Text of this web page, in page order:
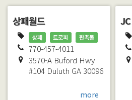
상패월드
상패 트로피 판촉물
770-457-4011
3570-A Buford Hwy
#104 Duluth GA30096
more